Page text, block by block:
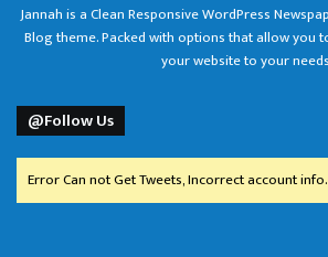
Jannah is a Clean Responsive WordPress
Blog theme. Packed with options that allow you
your website to your
@Follow Us
Error Can not Get Tweets, Incorrect account info.